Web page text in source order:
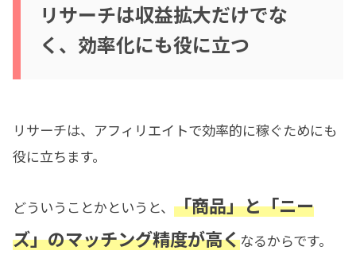
リサーチは収益拡大だけでな
く、効率化にも役に立つ
リサーチは、アフィリエイトで効率的に稼ぐためにも
役に立ちます。
どういうことかというと、 「商品」と「ニー
ズ」のマッチング精度が高くなるからです。